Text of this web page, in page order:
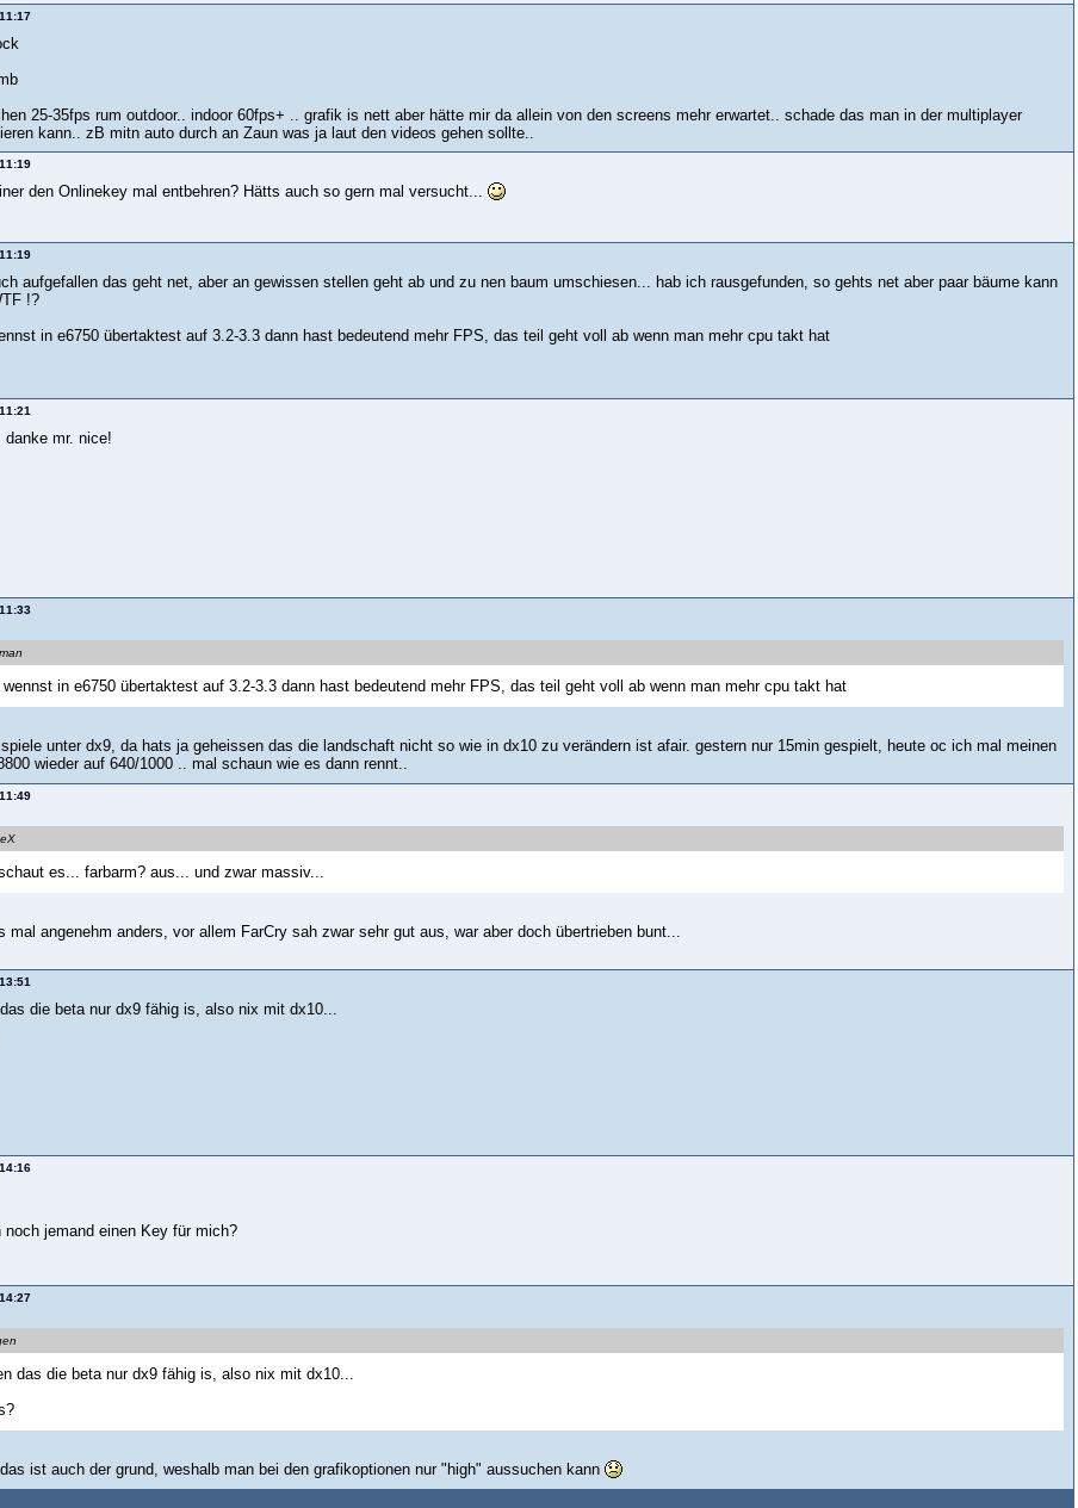
25-35fps rum outdoor.. indoor 60fps+ .. grafik is nett aber hätte mir da allein von den screens mehr erwartet.. schade das man in der multiplayer
kann.. zB mitn auto durch an Zaun was ja laut den videos gehen sollte..
den Onlinekey mal entbehren? Hätts auch so gern mal versucht...
aufgefallen das geht net, aber an gewissen stellen geht ab und zu nen baum umschiesen... hab ich rausgefunden, so gehts net aber paar bäume kann
!?
in e6750 übertaktest auf 3.2-3.3 dann hast bedeutend mehr FPS, das teil geht voll ab wenn man mehr cpu takt hat
danke mr. nice!
wennst in e6750 übertaktest auf 3.2-3.3 dann hast bedeutend mehr FPS, das teil geht voll ab wenn man mehr cpu takt hat
unter dx9, da hats ja geheissen das die landschaft nicht so wie in dx10 zu verändern ist afair. gestern nur 15min gespielt, heute oc ich mal meinen
wieder auf 640/1000 .. mal schaun wie es dann rennt..
es... farbarm? aus... und zwar massiv...
mal angenehm anders, vor allem FarCry sah zwar sehr gut aus, war aber doch übertrieben bunt...
die beta nur dx9 fähig is, also nix mit dx10...
noch jemand einen Key für mich?
das die beta nur dx9 fähig is, also nix mit dx10...
ist auch der grund, weshalb man bei den grafikoptionen nur "high" aussuchen kann